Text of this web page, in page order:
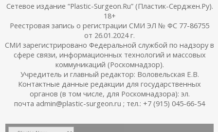
Сетевое издание “Plastic-Surgeon.Ru” (Пластик-Серджен.Ру).
18+
Реестровая запись о регистрации СМИ ЭЛ № ФС 77-86755
от 26.01.2024 г.
СМИ зарегистрировано Федеральной службой по надзору в
сфере связи, информационных технологий и массовых
коммуникаций (Роскомнадзор).
Учредитель и главный редактор: Воловельская Е.В.
Контактные данные редакции для государственных
органов (в том числе, для Роскомнадзора): эл.
почта admin@plastic-surgeon.ru ; тел.: +7 (915) 045-66-54